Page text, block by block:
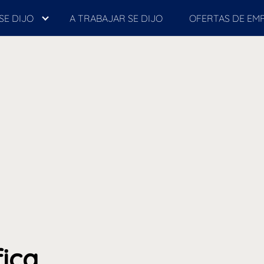
DIJO A TRABAJAR SE DIJO OFERTAS DE